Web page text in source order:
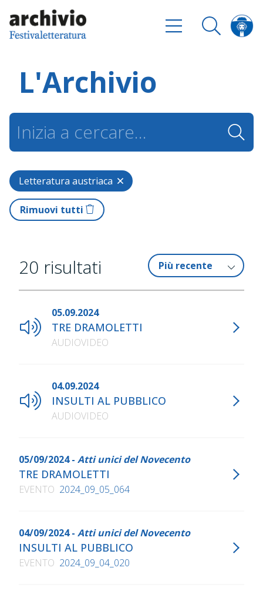
L'Archivio
Letteratura austriaca
Rimuovi tutti
20 risultati
05.09.2024
TRE DRAMOLETTI
AUDIOVIDEO
04.09.2024
INSULTI AL PUBBLICO
AUDIOVIDEO
05/09/2024 - Atti unici del Novecento
TRE DRAMOLETTI
EVENTO 2024_09_05_064
04/09/2024 - Atti unici del Novecento
INSULTI AL PUBBLICO
EVENTO 2024_09_04_020